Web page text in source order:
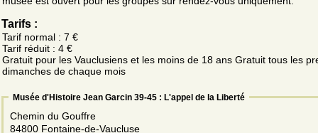
Tarifs :
Tarif normal : 7 €
Tarif réduit : 4 €
Gratuit pour les Vauclusiens et les moins de 18 ans Gratuit tous les
dimanches de chaque mois
Musée d'Histoire Jean Garcin 39-45 : L'appel de la Liberté
Chemin du Gouffre
84800 Fontaine-de-Vaucluse